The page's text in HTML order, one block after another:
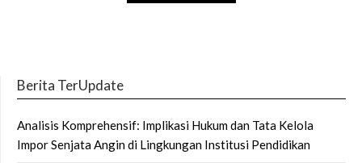
Berita TerUpdate
Analisis Komprehensif: Implikasi Hukum dan Tata Kelola
Impor Senjata Angin di Lingkungan Institusi Pendidikan